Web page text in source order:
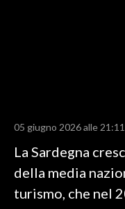
RISULTATI E CLASSIFICHE
CALCIO
CALCIO REGIONALE
BASKET
05 giugno 2026 alle 21:11
La Sardegna
della media
turismo, che nel